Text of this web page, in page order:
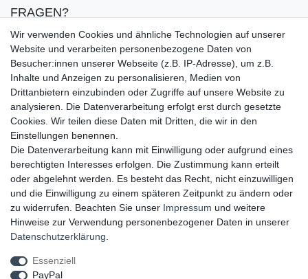
FRAGEN?
▸ FAQ
▸ Zahlungsarten
▸ Versandbedingungen
▸ Gutschein
UNSERE ZAHLUNGSMÖGLICKEITEN
UNSERE LIEFERMÖGLICHKEITEN
Wir verwenden Cookies und ähnliche Technologien auf unserer
Website und verarbeiten personenbezogene Daten von
Besucher:innen unserer Webseite (z.B. IP-Adresse), um z.B.
Inhalte und Anzeigen zu personalisieren, Medien von
Drittanbietern einzubinden oder Zugriffe auf unsere Website zu
analysieren. Die Datenverarbeitung erfolgt erst durch gesetzte
Cookies. Wir teilen diese Daten mit Dritten, die wir in den
Einstellungen benennen.
Die Datenverarbeitung kann mit Einwilligung oder aufgrund eines
berechtigten Interesses erfolgen. Die Zustimmung kann erteilt
oder abgelehnt werden. Es besteht das Recht, nicht einzuwilligen
und die Einwilligung zu einem späteren Zeitpunkt zu ändern oder
zu widerrufen. Beachten Sie unser Impressum und weitere
Hinweise zur Verwendung personenbezogener Daten in unserer
Daten­schutz­erklärung
Essenziell
PayPal